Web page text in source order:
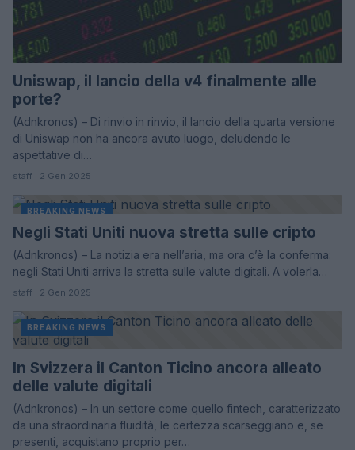
Uniswap, il lancio della v4 finalmente alle
porte?
(Adnkronos) – Di rinvio in rinvio, il lancio della quarta versione
di Uniswap non ha ancora avuto luogo, deludendo le
aspettative di…
staff · 2 Gen 2025
BREAKING NEWS
Negli Stati Uniti nuova stretta sulle cripto
(Adnkronos) – La notizia era nell’aria, ma ora c’è la conferma:
negli Stati Uniti arriva la stretta sulle valute digitali. A volerla…
staff · 2 Gen 2025
BREAKING NEWS
In Svizzera il Canton Ticino ancora alleato
delle valute digitali
(Adnkronos) – In un settore come quello fintech, caratterizzato
da una straordinaria fluidità, le certezza scarseggiano e, se
presenti, acquistano proprio per…